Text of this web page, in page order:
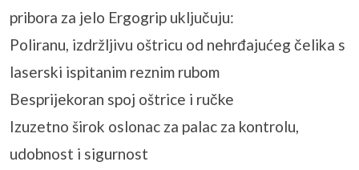
pribora za jelo Ergogrip uključuju:
Poliranu, izdržljivu oštricu od nehrđajućeg čelika s
laserski ispitanim reznim rubom
Besprijekoran spoj oštrice i ručke
Izuzetno širok oslonac za palac za kontrolu,
udobnost i sigurnost